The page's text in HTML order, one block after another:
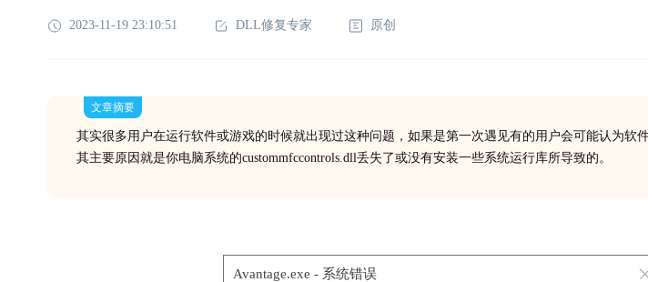
2023-11-19 23:10:51 DLL修复专家 原创
文章摘要
其实很多用户在运行软件或游戏的时候就出现过这种问题，如果是第一次遇见有的用户会可能认为软
其主要原因就是你电脑系统的custommfccontrols.dll丢失了或没有安装一些系统运行库所导致的。
Avantage.exe - 系统错误